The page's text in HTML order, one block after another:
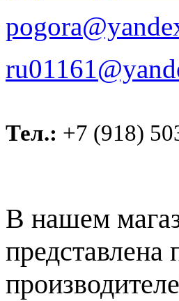
Тел.: +7 (918)
В нашем